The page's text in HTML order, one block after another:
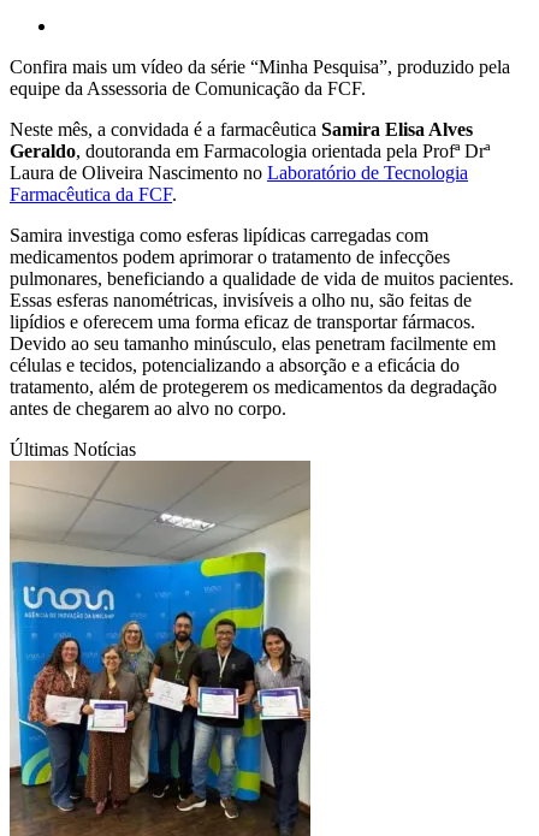
Confira mais um vídeo da série “Minha Pesquisa”, produzido pela
equipe da Assessoria de Comunicação da FCF.
Neste mês, a convidada é a farmacêutica Samira Elisa Alves
Geraldo, doutoranda em Farmacologia orientada pela Profª Drª
Laura de Oliveira Nascimento no Laboratório de Tecnologia
Farmacêutica da FCF.
Samira investiga como esferas lipídicas carregadas com
medicamentos podem aprimorar o tratamento de infecções
pulmonares, beneficiando a qualidade de vida de muitos pacientes.
Essas esferas nanométricas, invisíveis a olho nu, são feitas de
lipídios e oferecem uma forma eficaz de transportar fármacos.
Devido ao seu tamanho minúsculo, elas penetram facilmente em
células e tecidos, potencializando a absorção e a eficácia do
tratamento, além de protegerem os medicamentos da degradação
antes de chegarem ao alvo no corpo.
Últimas Notícias